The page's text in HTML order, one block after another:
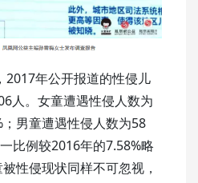
年公开报道的性侵儿
人。女童遭遇性侵人数为
男童遭遇性侵人数为58
比例较2016年的7.58%略
性侵现状同样不可忽视，